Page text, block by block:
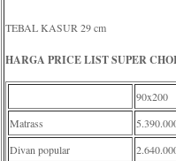
TEBAL KASUR 29 cm
HARGA PRICE LIST SUPER
90x200
Matrass
Divan popular